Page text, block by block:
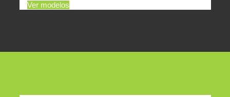
Ver modelos